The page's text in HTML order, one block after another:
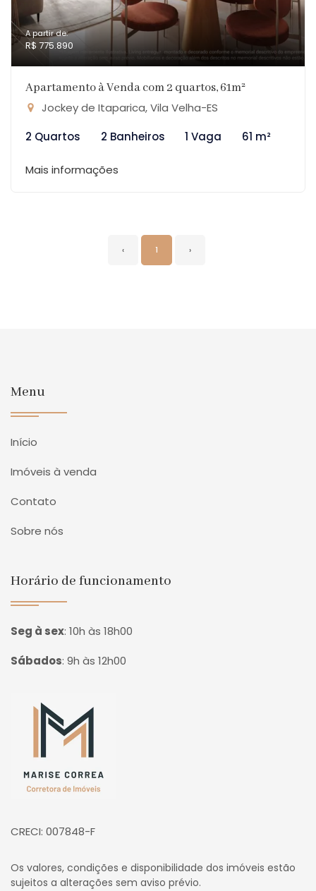
A partir de:
R$ 775.890
Apartamento à Venda com 2 quartos, 61m²
Jockey de Itaparica, Vila Velha-ES
2 Quartos
2 Banheiros 1 Vaga 61 m²
Mais informações
‹ 1 ›
Menu
Início
Imóveis à venda
Contato
Sobre nós
Horário de funcionamento
Seg à sex: 10h às 18h00
Sábados: 9h às 12h00
Página inicial
CRECI: 007848-F
Os valores, condições e disponibilidade dos imóveis estão
sujeitos a alterações sem aviso prévio.